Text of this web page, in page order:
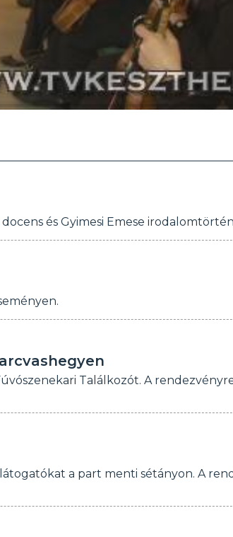
és Gyimesi Emese
Találkozót. A
a part menti sétányon. A